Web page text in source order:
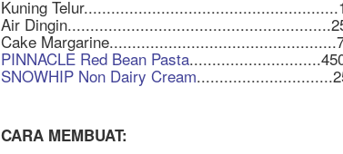
Kuning
Air
Cake
PINNACLE Red Bean Pasta
SNOWHIP Non Dairy Cream
CARA MEMBUAT: